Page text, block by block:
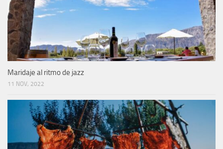
Maridaje al ritmo de jazz
11 NOV, 2022